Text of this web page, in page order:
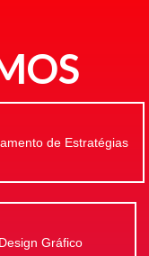
de Estratégias
Design Gráfico